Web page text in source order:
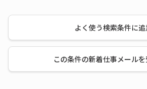
よく使う検索条件に
この条件の新着仕事メール